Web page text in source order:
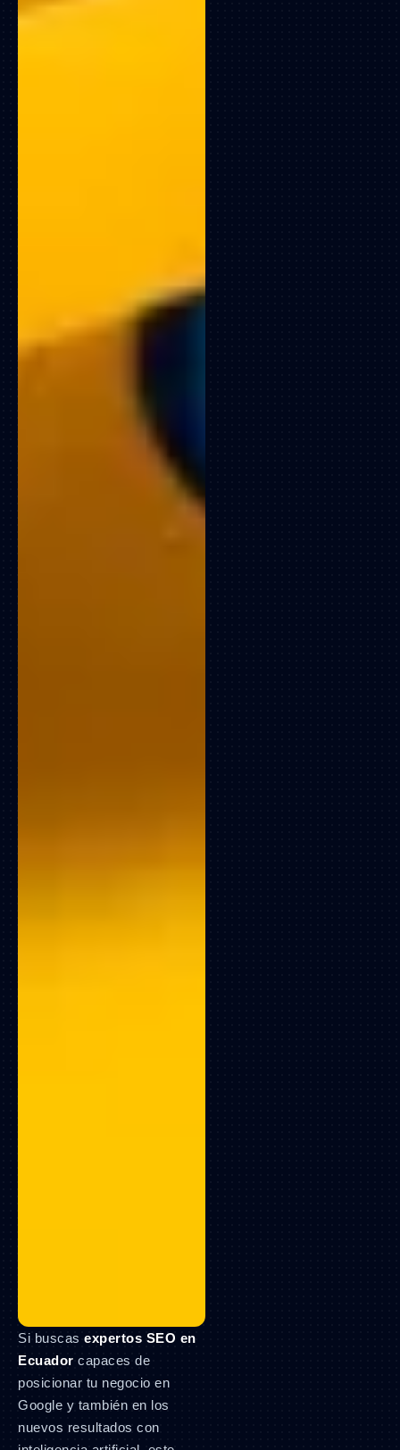
Si buscas expertos SEO en
Ecuador capaces de
posicionar tu negocio en
Google y también en los
nuevos resultados con